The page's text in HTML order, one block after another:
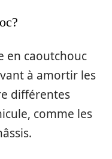
en caoutchouc
à amortir les
différentes
comme les